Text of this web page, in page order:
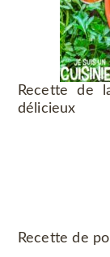
Recette de
délicieux
Recette de